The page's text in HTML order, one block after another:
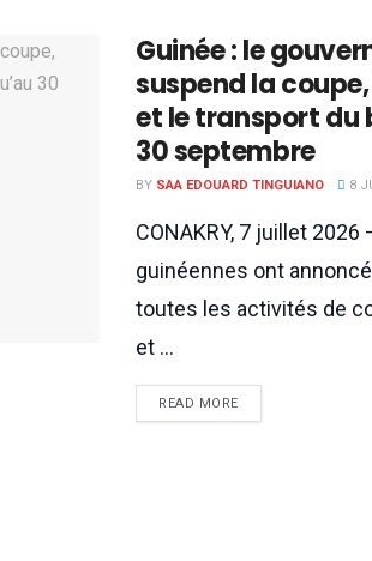
Guinée : le
suspend la
et le transport du
30 septembre
BY SAA EDOUARD TINGUIANO 8
CONAKRY, 7 juillet
guinéennes ont
toutes les activités de
et ...
READ MORE